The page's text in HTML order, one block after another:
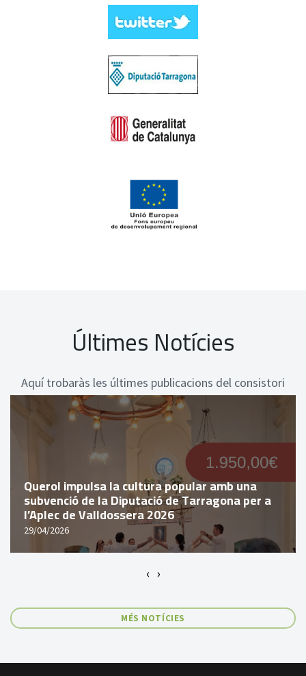
Últimes Notícies
Aquí trobaràs les últimes publicacions del consistori
Querol impulsa la cultura popular amb una
subvenció de la Diputació de Tarragona per a
l’Aplec de Valldossera 2026
29/04/2026
‹ ›
MÉS NOTÍCIES